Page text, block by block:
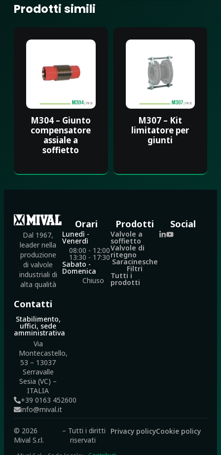
Prodotti simili
M304 – Giunto
compensatore
assiale a
soffietto
M307 – Kit
limitatore per
giunti
Dal 1967,
leader nella
produzione
di valvole
industriali di
alta qualità
Contatti
Stabilimento,
uffici, sede
amministrativa
Via
Montecastello,
53 – 13037
Serravalle
Sesia (VC) –
ITALIA
+39 0163 452600
info@mival.it
Orari
Lunedì -
Venerdì
08:00 - 12:00
13:30 - 17:30
Sabato -
Domenica
Chiuso
Prodotti
Valvole a
soffietto
Valvole di
ritegno
Saracinesche
Filtri
Tutti i
prodotti
Social
© 2026
Mival S.r.l.
– Tutti i diritti
riservati
Privacy policyCookie policy